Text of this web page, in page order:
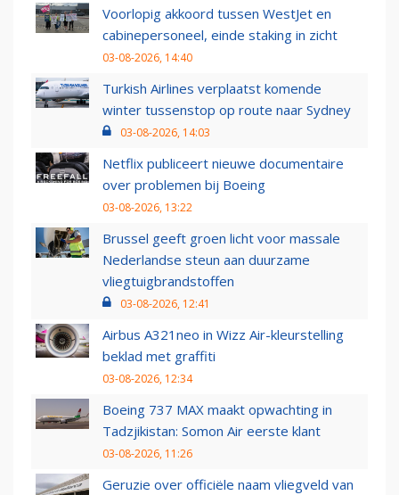
Voorlopig akkoord tussen WestJet en
cabinepersoneel, einde staking in zicht
03-08-2026, 14:40
Turkish Airlines verplaatst komende
winter tussenstop op route naar Sydney
03-08-2026, 14:03
Netflix publiceert nieuwe documentaire
over problemen bij Boeing
03-08-2026, 13:22
Brussel geeft groen licht voor massale
Nederlandse steun aan duurzame
vliegtuigbrandstoffen
03-08-2026, 12:41
Airbus A321neo in Wizz Air-kleurstelling
beklad met graffiti
03-08-2026, 12:34
Boeing 737 MAX maakt opwachting in
Tadzjikistan: Somon Air eerste klant
03-08-2026, 11:26
Geruzie over officiële naam vliegveld van